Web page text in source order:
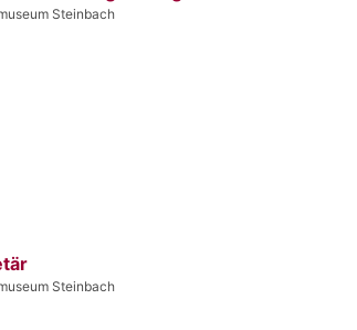
Steinbach
Steinbach